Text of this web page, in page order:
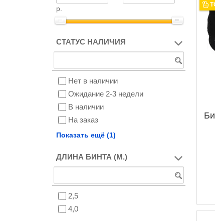
р.
СТАТУС НАЛИЧИЯ
Нет в наличии
Ожидание 2-3 недели
В наличии
На заказ
Снят с производства
Показать ещё (1)
ДЛИНА БИНТА (М.)
2,5
4,0